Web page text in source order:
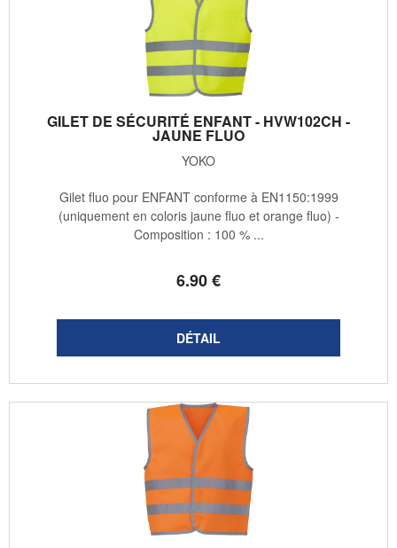
GILET DE SÉCURITÉ ENFANT - HVW102CH -
JAUNE FLUO
YOKO
6.90€
Gilet fluo pour ENFANT conforme à EN1150:1999
(uniquement en coloris jaune fluo et orange fluo) -
Composition : 100 % ...